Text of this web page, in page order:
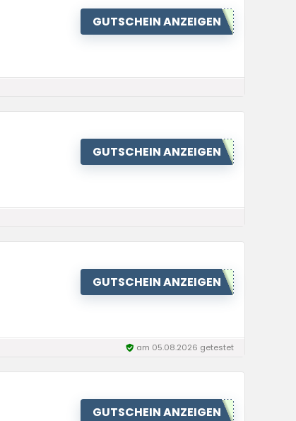
GUTSCHEIN ANZEIGEN
GUTSCHEIN ANZEIGEN
GUTSCHEIN ANZEIGEN
am 05.08.2026 getestet
GUTSCHEIN ANZEIGEN